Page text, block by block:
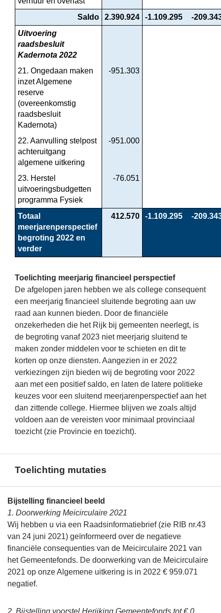
Saldo 2.390.924 -1.109.295
-
Uitvoering
raadsbesluit
Kadernota 2022
21. Ongedaan maken
inzet Algemene
reserve
(overeenkomstig
raadsbesluit
Kadernota)
-951.303
22. Aanvulling stelpost
achteruitgang
algemene uitkering
-951.000
23. Herstel
uitvoeringsbudgetten
programma Fysiek
-76.051
Totaal
meerjarenperspectief
begroting 2022 en
verder
412.570 -1.109.295 -
Toelichting meerjarig financieel perspectief
De afgelopen jaren hebben we als college consequent
een meerjarig financieel sluitende begroting aan uw
raad aan kunnen bieden. Door de financiële
onzekerheden die het Rijk bij gemeenten neerlegt, is
de begroting vanaf 2023 niet meerjarig sluitend te
maken zonder middelen voor te schieten en dit te
korten op onze diensten. Aangezien in er 2022
verkiezingen zijn bieden wij de begroting voor 2022
aan met een positief saldo, en laten de latere politieke
keuzes voor een sluitend meerjarenperspectief aan het
dan zittende college. Hiermee blijven we zoals altijd
voldoen aan de vereisten voor minimaal provinciaal
toezicht (zie Provincie en toezicht).
Toelichting mutaties
Terug
naar
navigatie
Financieel
beeld
Toelichting
Bijstelling financieel beeld
1. Doorwerking Meicirculaire 2021
Wij hebben u via een Raadsinformatiebrief (zie RIB nr.43
van 24 juni 2021) geïnformeerd over de negatieve
financiële consequenties van de Meicirculaire 2021 van
het Gemeentefonds. De doorwerking van de Meicirculaire
2021 op onze Algemene uitkering is in 2022 € 959.071
negatief.